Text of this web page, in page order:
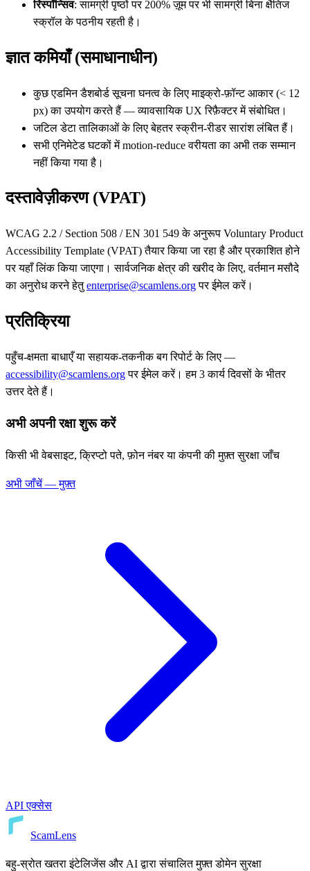
रिस्पॉन्सिव: सामग्री पृष्ठों पर 200% ज़ूम पर भी सामग्री बिना क्षैतिज
स्क्रॉल के पठनीय रहती है।
ज्ञात कमियाँ (समाधानाधीन)
कुछ एडमिन डैशबोर्ड सूचना घनत्व के लिए माइक्रो-फ़ॉन्ट आकार (< 12
px) का उपयोग करते हैं — व्यावसायिक UX रिफ़ैक्टर में संबोधित।
जटिल डेटा तालिकाओं के लिए बेहतर स्क्रीन-रीडर सारांश लंबित हैं।
सभी एनिमेटेड घटकों में motion-reduce वरीयता का अभी तक सम्मान
नहीं किया गया है।
दस्तावेज़ीकरण (VPAT)
WCAG 2.2 / Section 508 / EN 301 549 के अनुरूप Voluntary Product
Accessibility Template (VPAT) तैयार किया जा रहा है और प्रकाशित होने
पर यहाँ लिंक किया जाएगा। सार्वजनिक क्षेत्र की खरीद के लिए, वर्तमान मसौदे
का अनुरोध करने हेतुenterprise@scamlens.orgपर ईमेल करें।
प्रतिक्रिया
पहुँच-क्षमता बाधाएँ या सहायक-तकनीक बग रिपोर्ट के लिए —
accessibility@scamlens.orgपर ईमेल करें। हम 3 कार्य दिवसों के भीतर
उत्तर देते हैं।
अभी अपनी रक्षा शुरू करें
किसी भी वेबसाइट, क्रिप्टो पते, फ़ोन नंबर या कंपनी की मुफ़्त सुरक्षा जाँच
अभी जाँचें — मुफ़्त
API एक्सेस
ScamLens
बहु-स्रोत खतरा इंटेलिजेंस और AI द्वारा संचालित मुफ़्त डोमेन सुरक्षा